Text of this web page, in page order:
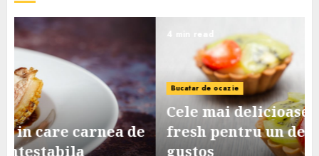
4 min read
Bucatar de ocazie
Cele mai delicioase retete de tarte
fresh pentru un desert sanatos si
gustos